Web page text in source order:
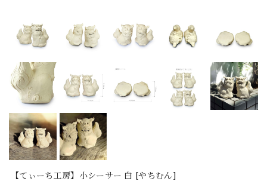
【てぃーち工房】小シーサー 白 [やちむん]